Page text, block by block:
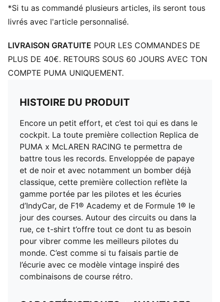
Longueur : régulière
Détails co-brandés
*Si tu as commandé plusieurs articles, ils seront tous
livrés avec l'article personnalisé.
LIVRAISON GRATUITE POUR LES COMMANDES DE
PLUS DE 40€. RETOURS SOUS 60 JOURS AVEC TON
COMPTE PUMA UNIQUEMENT.
HISTOIRE DU PRODUIT
Encore un petit effort, et c’est toi qui es dans le
cockpit. La toute première collection Replica de
PUMA x McLAREN RACING te permettra de
battre tous les records. Enveloppée de papaye
et de noir et avec notamment un bomber déjà
classique, cette première collection reflète la
gamme portée par les pilotes et les écuries
d’IndyCar, de F1® Academy et de Formule 1® le
jour des courses. Autour des circuits ou dans la
rue, ce t-shirt t’offre tout ce dont tu as besoin
pour vibrer comme les meilleurs pilotes du
monde. C’est comme si tu faisais partie de
l’écurie avec ce modèle vintage inspiré des
combinaisons de course rétro.